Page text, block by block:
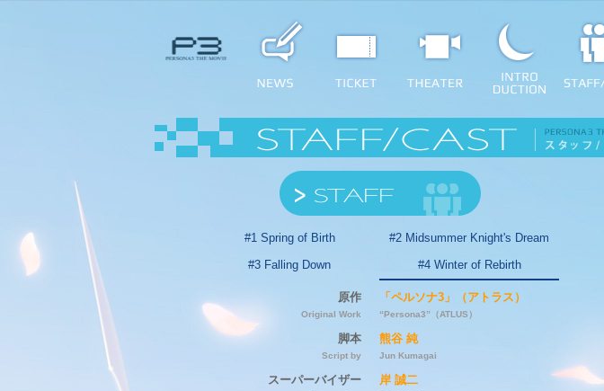
#1 Spring of Birth
#2 Midsummer Knight's Dream
#3 Falling Down
#4 Winter of Rebirth
原作
Original Work
脚本
Script by
スーパーバイザー
「ペルソナ3」（アトラス）
“Persona3”（ATLUS）
熊谷 純
Jun Kumagai
岸 誠二